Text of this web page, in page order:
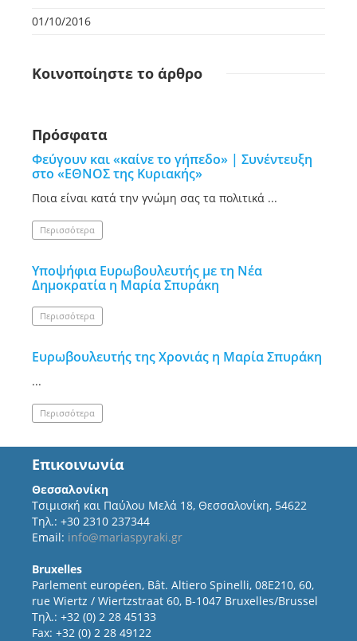
01/10/2016
Κοινοποίηστε το άρθρο
Πρόσφατα
Φεύγουν και «καίνε το γήπεδο» | Συνέντευξη
στο «ΕΘΝΟΣ της Κυριακής»
Ποια είναι κατά την γνώμη σας τα πολιτικά ...
Περισσότερα
Υποψήφια Ευρωβουλευτής με τη Νέα
Δημοκρατία η Μαρία Σπυράκη
Περισσότερα
Ευρωβουλευτής της Χρονιάς η Μαρία Σπυράκη
...
Περισσότερα
Επικοινωνία
Θεσσαλονίκη
Τσιμισκή και Παύλου Μελά 18, Θεσσαλονίκη, 54622
Τηλ.: +30 2310 237344
Email: info@mariaspyraki.gr
Bruxelles
Parlement européen, Bât. Altiero Spinelli, 08E210, 60,
rue Wiertz / Wiertzstraat 60, B-1047 Bruxelles/Brussel
Τηλ.: +32 (0) 2 28 45133
Fax: +32 (0) 2 28 49122